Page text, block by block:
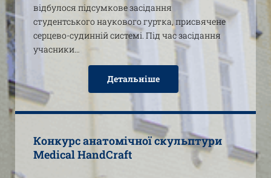
відбулося підсумкове засідання
студентського наукового гуртка, присвячене
серцево-судинній системі. Під час засідання
учасники…
Детальніше
Конкурс анатомічної скульптури
Medical HandCraft